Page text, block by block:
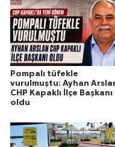
Pompalı tüfekle
vurulmuştu: Ayhan
CHP Kapaklı İlçe Başkanı
oldu